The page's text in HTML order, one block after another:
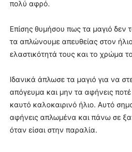
πολύ αφρό.
Επίσης θυμήσου πως τα μαγιό δεν
τα απλώνουμε απευθείας στον
ελαστικότητά τους και το χρώμα
Ιδανικά άπλωσε τα μαγιό για να
απόγευμα και μην τα αφήνεις ποτέ
καυτό καλοκαιρινό ήλιο. Αυτό
αφήνεις απλωμένα και πάνω σε
όταν είσαι στην παραλία.